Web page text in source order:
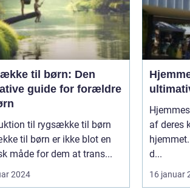
til børn: Den
guide for forældre
til rygsække til børn
til børn er ikke blot en
måde for dem at trans...
2024
af deres
d...
16 januar